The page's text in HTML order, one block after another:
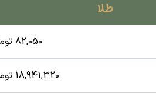
طلا
82,050 تومان
18,941,320 تومان